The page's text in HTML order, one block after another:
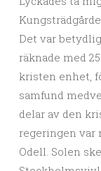
Det var
räknade med
kristen enhet,
samfund
delar av den
regeringen var
Odell. Solen